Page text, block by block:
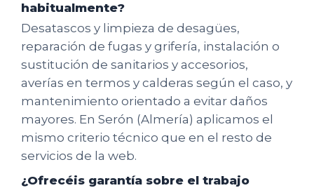
habitualmente?
Desatascos y limpieza de desagües,
reparación de fugas y grifería, instalación o
sustitución de sanitarios y accesorios,
averías en termos y calderas según el caso, y
mantenimiento orientado a evitar daños
mayores. En Serón (Almería) aplicamos el
mismo criterio técnico que en el resto de
servicios de la web.
¿Ofrecéis garantía sobre el trabajo